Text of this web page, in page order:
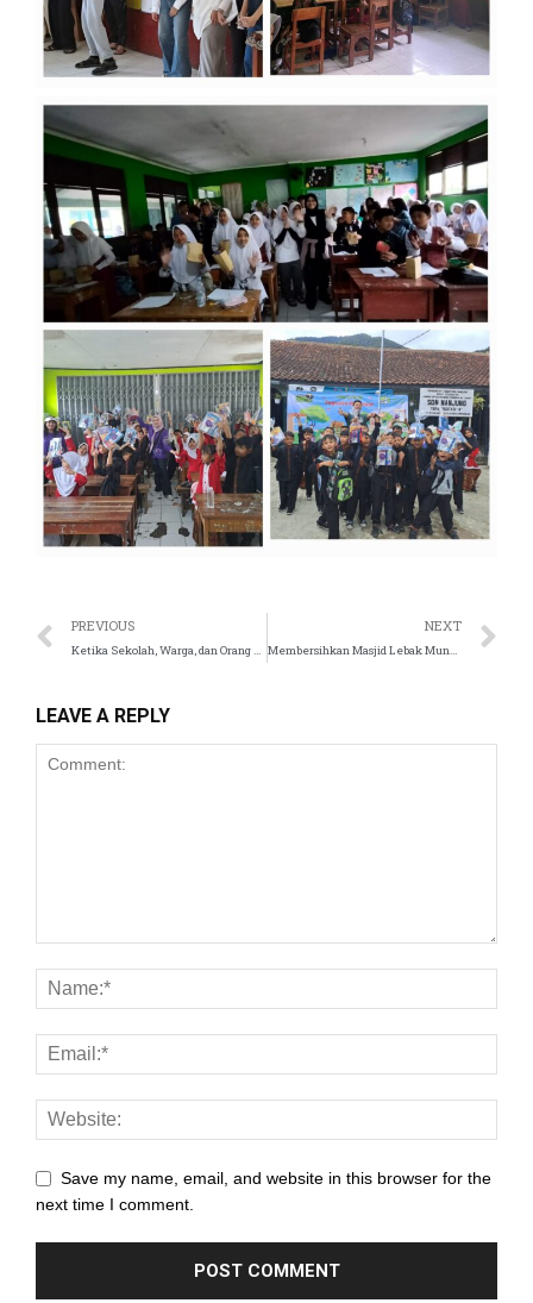
PREVIOUS
Ketika Sekolah, Warga, dan Orang Tua Berkolaborasi untuk Kebaikan
NEXT
Membersihkan Masjid Lebak Muncang
LEAVE A REPLY
Save my name, email, and website in this browser for the
next time I comment.